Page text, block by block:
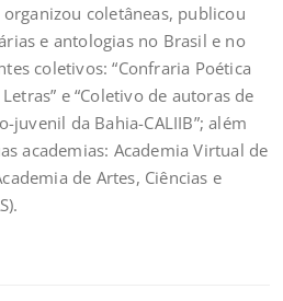
coletâneas, publicou
e antologias no Brasil e no
coletivos: “Confraria Poética
e “Coletivo de autoras de
da Bahia-CALIIB”; além
academias: Academia Virtual de
de Artes, Ciências e